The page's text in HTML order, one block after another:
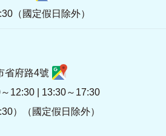
（國定假日除外）
省府路4號
12:30 | 13:30～17:30
）（國定假日除外）